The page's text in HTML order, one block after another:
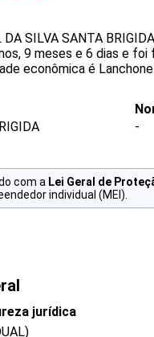
DA SILVA SANTA BRIGIDA
9 meses e 6 dias e
econômica é
-
com a Lei Geral de
individual (MEI).
jurídica